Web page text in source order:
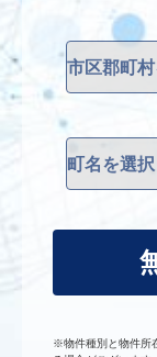
※物件種別と物件所